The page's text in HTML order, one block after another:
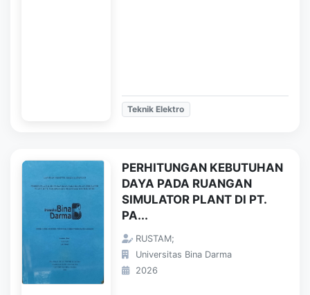
Teknik Elektro
PERHITUNGAN KEBUTUHAN
DAYA PADA RUANGAN
SIMULATOR PLANT DI PT.
PA...
RUSTAM;
Universitas Bina Darma
2026